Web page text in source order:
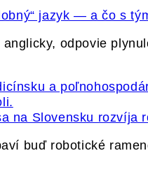
jazyk — a čo s
odpovie
na Slovensku rozvíja
buď robotické